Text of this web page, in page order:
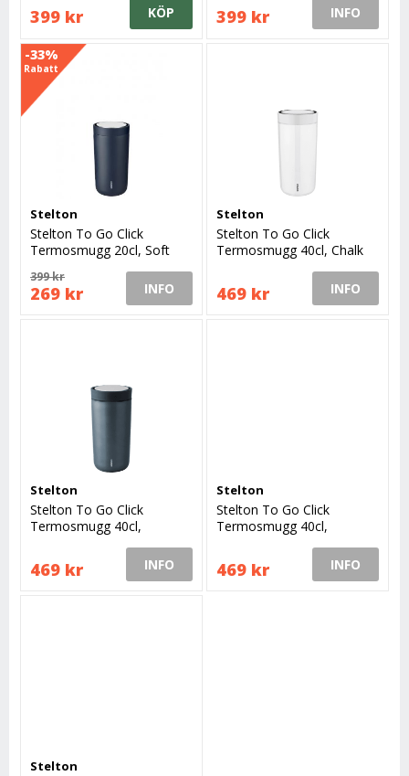
399 kr KÖP 399 kr INFO
-33%
Rabatt
Stelton
Stelton To Go Click
Termosmugg 20cl, Soft
399 kr
269 kr INFO
Stelton
Stelton To Go Click
Termosmugg 40cl, Chalk
469 kr INFO
Stelton
Stelton To Go Click
Termosmugg 40cl,
469 kr INFO
Stelton
Stelton To Go Click
Termosmugg 40cl,
469 kr INFO
Stelton